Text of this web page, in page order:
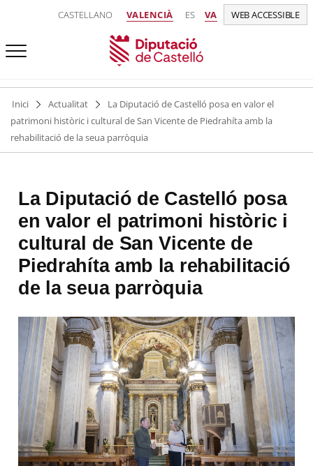
CASTELLANO VALENCIÀ ES VA WEB ACCESSIBLE
Inici Actualitat
La Diputació de Castelló posa en valor el
patrimoni històric i cultural de San Vicente de Piedrahíta amb la
rehabilitació de la seua parròquia
La Diputació de Castelló posa
en valor el patrimoni històric i
cultural de San Vicente de
Piedrahíta amb la rehabilitació
de la seua parròquia